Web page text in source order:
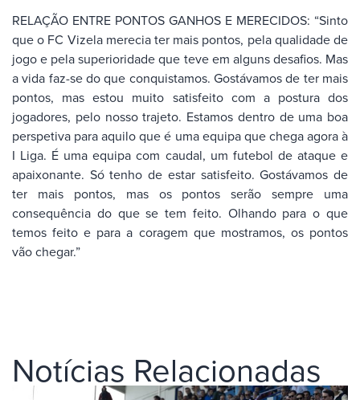
RELAÇÃO ENTRE PONTOS GANHOS E MERECIDOS: “Sinto
que o FC Vizela merecia ter mais pontos, pela qualidade de
jogo e pela superioridade que teve em alguns desafios. Mas
a vida faz-se do que conquistamos. Gostávamos de ter mais
pontos, mas estou muito satisfeito com a postura dos
jogadores, pelo nosso trajeto. Estamos dentro de uma boa
perspetiva para aquilo que é uma equipa que chega agora à
I Liga. É uma equipa com caudal, um futebol de ataque e
apaixonante. Só tenho de estar satisfeito. Gostávamos de
ter mais pontos, mas os pontos serão sempre uma
consequência do que se tem feito. Olhando para o que
temos feito e para a coragem que mostramos, os pontos
vão chegar.”
Notícias Relacionadas